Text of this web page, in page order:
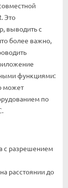
Это
выводить с
более важно,
функциями:
может
по
с разрешением
расстоянии до